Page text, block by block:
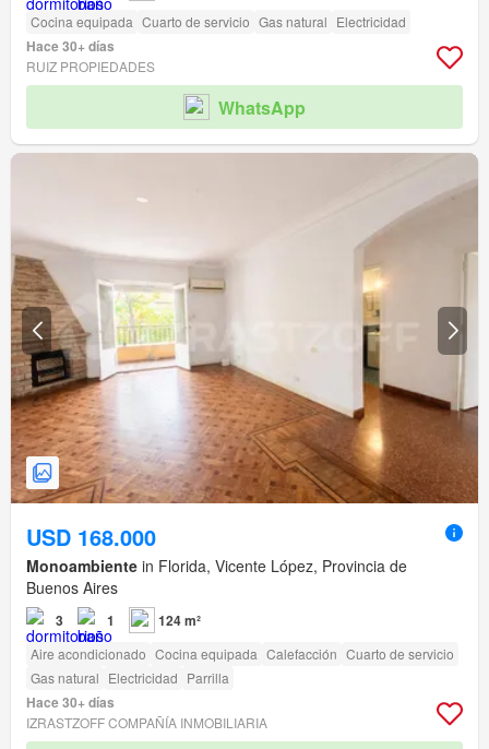
Cocina equipada Cuarto de servicio Gas natural Electricidad
Hace 30+ días
RUIZ PROPIEDADES
WhatsApp
USD 168.000
Monoambiente in Florida, Vicente López, Provincia de
Buenos Aires
3 1 124 m²
Aire acondicionado Cocina equipada Calefacción Cuarto de servicio
Gas natural Electricidad Parrilla
Hace 30+ días
IZRASTZOFF COMPAÑÍA INMOBILIARIA